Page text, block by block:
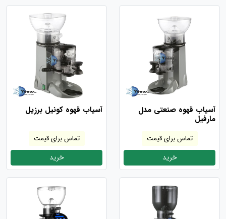
آسیاب قهوه صنعتی مدل
مارفیل
تماس برای قیمت
خرید
آسیاب قهوه کونیل برزیل
تماس برای قیمت
خرید